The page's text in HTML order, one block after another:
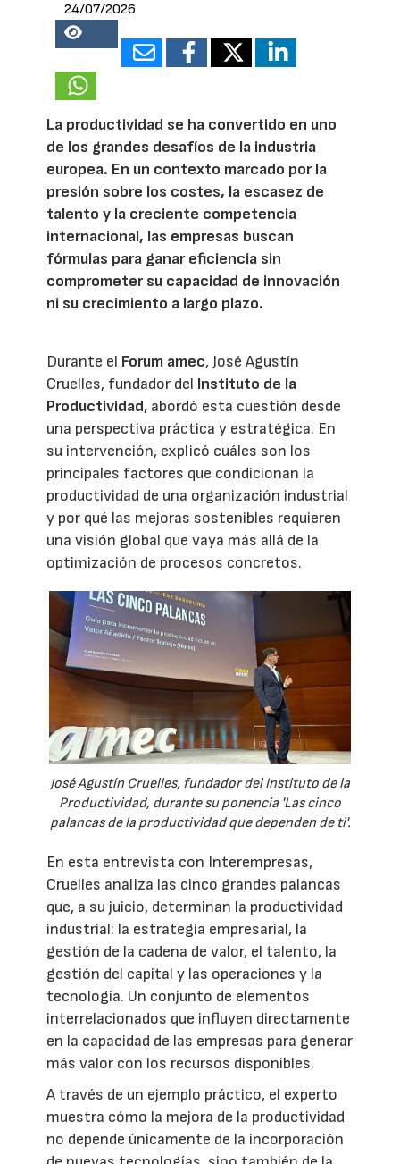
24/07/2026
19538
La productividad se ha convertido en uno
de los grandes desafíos de la industria
europea. En un contexto marcado por la
presión sobre los costes, la escasez de
talento y la creciente competencia
internacional, las empresas buscan
fórmulas para ganar eficiencia sin
comprometer su capacidad de innovación
ni su crecimiento a largo plazo.
Durante el Forum amec, José Agustín
Cruelles, fundador del Instituto de la
Productividad, abordó esta cuestión desde
una perspectiva práctica y estratégica. En
su intervención, explicó cuáles son los
principales factores que condicionan la
productividad de una organización industrial
y por qué las mejoras sostenibles requieren
una visión global que vaya más allá de la
optimización de procesos concretos.
José Agustín Cruelles, fundador del Instituto de la
Productividad, durante su ponencia 'Las cinco
palancas de la productividad que dependen de ti'.
En esta entrevista con Interempresas,
Cruelles analiza las cinco grandes palancas
que, a su juicio, determinan la productividad
industrial: la estrategia empresarial, la
gestión de la cadena de valor, el talento, la
gestión del capital y las operaciones y la
tecnología. Un conjunto de elementos
interrelacionados que influyen directamente
en la capacidad de las empresas para generar
más valor con los recursos disponibles.
A través de un ejemplo práctico, el experto
muestra cómo la mejora de la productividad
no depende únicamente de la incorporación